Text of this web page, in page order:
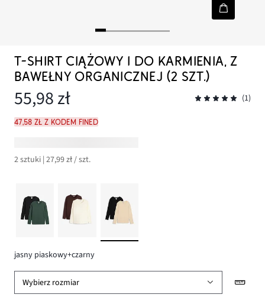
T-SHIRT CIĄŻOWY I DO KARMIENIA, Z
BAWEŁNY ORGANICZNEJ (2 SZT.)
55,98 zł (1)
47,58 zł z kodem FINED
2 sztuki | 27,99 zł / szt.
jasny piaskowy+czarny
Wybierz rozmiar